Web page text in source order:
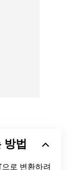
법
로 변환하려